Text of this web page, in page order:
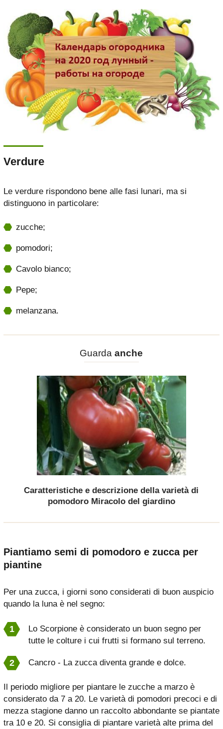
Verdure
Le verdure rispondono bene alle fasi lunari, ma si
distinguono in particolare:
zucche;
pomodori;
Cavolo bianco;
Pepe;
melanzana.
Guardaanche
Caratteristiche e descrizione della varietà di
pomodoro Miracolo del giardino
Piantiamo semi di pomodoro e zucca per
piantine
Per una zucca, i giorni sono considerati di buon auspicio
quando la luna è nel segno:
Lo Scorpione è considerato un buon segno per
tutte le colture i cui frutti si formano sul terreno.
Cancro - La zucca diventa grande e dolce.
Il periodo migliore per piantare le zucche a marzo è
considerato da 7 a 20. Le varietà di pomodori precoci e di
mezza stagione danno un raccolto abbondante se piantate
tra 10 e 20. Si consiglia di piantare varietà alte prima del